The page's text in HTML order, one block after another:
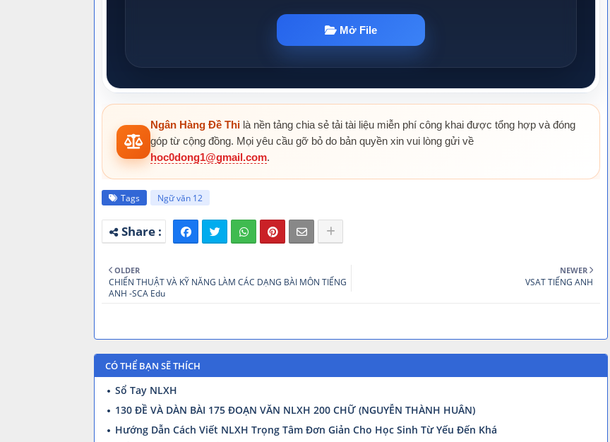
Ngân Hàng Đề Thi là nền tảng chia sẻ tải tài liệu miễn phí công khai được tổng hợp và đóng
góp từ cộng đồng. Mọi yêu cầu gỡ bỏ do bản quyền xin vui lòng gửi về
hoc0dong1@gmail.com.
Tags Ngữ văn 12
NEWER
VSAT TIẾNG ANH
OLDER
CHIẾN THUẬT VÀ KỸ NĂNG LÀM CÁC DẠNG BÀI MÔN TIẾNG
ANH -SCA Edu
CÓ THỂ BẠN SẼ THÍCH
Sổ Tay NLXH
130 ĐỀ VÀ DÀN BÀI 175 ĐOẠN VĂN NLXH 200 CHỮ (NGUYỄN THÀNH HUÂN)
Hướng Dẫn Cách Viết NLXH Trọng Tâm Đơn Giản Cho Học Sinh Từ Yếu Đến Khá